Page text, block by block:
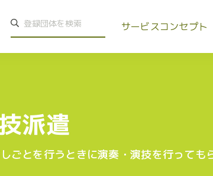
サービスコンセプト
派遣
ごとを行うときに演奏・演技を行っても